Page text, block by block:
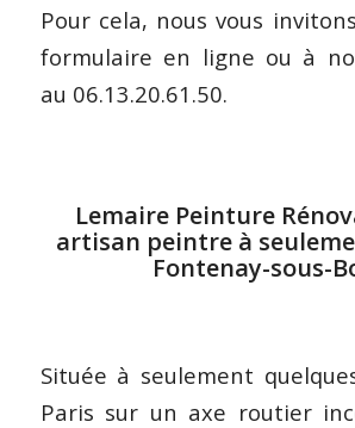
Pour cela, nous vous
formulaire en ligne ou à
au 06.13.20.61.50.
Lemaire Peinture
artisan peintre à
Fontenay-sous-
Située à seulement
Paris sur un axe routier